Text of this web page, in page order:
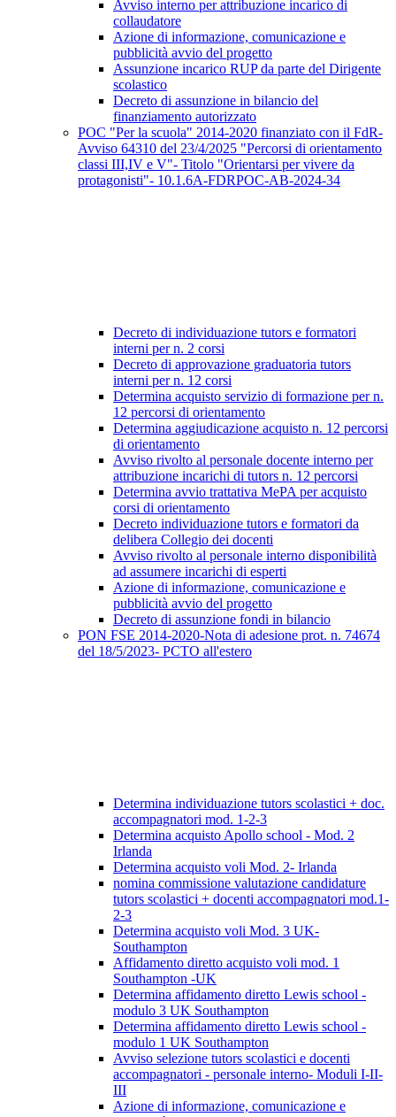
Avviso interno per attribuzione incarico di
collaudatore
Azione di informazione, comunicazione e
pubblicità avvio del progetto
Assunzione incarico RUP da parte del Dirigente
scolastico
Decreto di assunzione in bilancio del
finanziamento autorizzato
POC "Per la scuola" 2014-2020 finanziato con il FdR-
Avviso 64310 del 23/4/2025 "Percorsi di orientamento
classi III,IV e V"- Titolo "Orientarsi per vivere da
protagonisti"- 10.1.6A-FDRPOC-AB-2024-34
Decreto di individuazione tutors e formatori
interni per n. 2 corsi
Decreto di approvazione graduatoria tutors
interni per n. 12 corsi
Determina acquisto servizio di formazione per n.
12 percorsi di orientamento
Determina aggiudicazione acquisto n. 12 percorsi
di orientamento
Avviso rivolto al personale docente interno per
attribuzione incarichi di tutors n. 12 percorsi
Determina avvio trattativa MePA per acquisto
corsi di orientamento
Decreto individuazione tutors e formatori da
delibera Collegio dei docenti
Avviso rivolto al personale interno disponibilità
ad assumere incarichi di esperti
Azione di informazione, comunicazione e
pubblicità avvio del progetto
Decreto di assunzione fondi in bilancio
PON FSE 2014-2020-Nota di adesione prot. n. 74674
del 18/5/2023- PCTO all'estero
Determina individuazione tutors scolastici + doc.
accompagnatori mod. 1-2-3
Determina acquisto Apollo school - Mod. 2
Irlanda
Determina acquisto voli Mod. 2- Irlanda
nomina commissione valutazione candidature
tutors scolastici + docenti accompagnatori mod.1-
2-3
Determina acquisto voli Mod. 3 UK-
Southampton
Affidamento diretto acquisto voli mod. 1
Southampton -UK
Determina affidamento diretto Lewis school -
modulo 3 UK Southampton
Determina affidamento diretto Lewis school -
modulo 1 UK Southampton
Avviso selezione tutors scolastici e docenti
accompagnatori - personale interno- Moduli I-II-
III
Azione di informazione, comunicazione e